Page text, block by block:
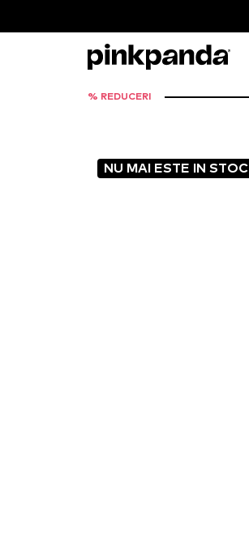
% REDUCERI
NU MAI ESTE IN STOC